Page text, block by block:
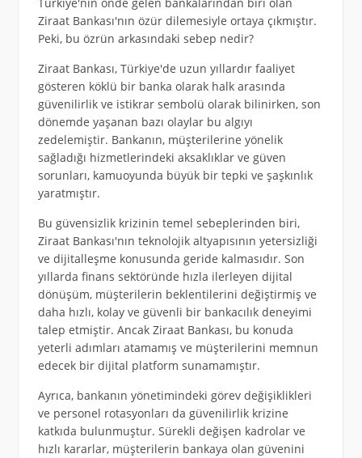
Türkiye'nin önde gelen bankalarından biri olan
Ziraat Bankası'nın özür dilemesiyle ortaya çıkmıştır.
Peki, bu özrün arkasındaki sebep nedir?
Ziraat Bankası, Türkiye'de uzun yıllardır faaliyet
gösteren köklü bir banka olarak halk arasında
güvenilirlik ve istikrar sembolü olarak bilinirken, son
dönemde yaşanan bazı olaylar bu algıyı
zedelemiştir. Bankanın, müşterilerine yönelik
sağladığı hizmetlerindeki aksaklıklar ve güven
sorunları, kamuoyunda büyük bir tepki ve şaşkınlık
yaratmıştır.
Bu güvensizlik krizinin temel sebeplerinden biri,
Ziraat Bankası'nın teknolojik altyapısının yetersizliği
ve dijitalleşme konusunda geride kalmasıdır. Son
yıllarda finans sektöründe hızla ilerleyen dijital
dönüşüm, müşterilerin beklentilerini değiştirmiş ve
daha hızlı, kolay ve güvenli bir bankacılık deneyimi
talep etmiştir. Ancak Ziraat Bankası, bu konuda
yeterli adımları atamamış ve müşterilerini memnun
edecek bir dijital platform sunamamıştır.
Ayrıca, bankanın yönetimindeki görev değişiklikleri
ve personel rotasyonları da güvenilirlik krizine
katkıda bulunmuştur. Sürekli değişen kadrolar ve
hızlı kararlar, müşterilerin bankaya olan güvenini